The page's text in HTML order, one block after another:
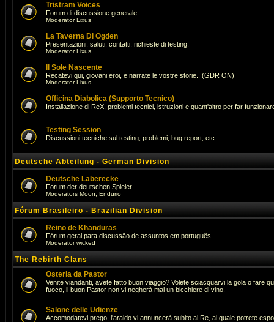
Tristram Voices
Forum di discussione generale.
ModeratorLixus
La Taverna Di Ogden
Presentazioni, saluti, contatti, richieste di testing.
ModeratorLixus
Il Sole Nascente
Recatevi qui, giovani eroi, e narrate le vostre storie.. (GDR ON)
ModeratorLixus
Officina Diabolica (Supporto Tecnico)
Installazione di ReX, problemi tecnici, istruzioni e quant'altro per far
Testing Session
Discussioni tecniche sul testing, problemi, bug report, etc..
Deutsche Abteilung - German Division
Deutsche Laberecke
Forum der deutschen Spieler.
Moderators Moon Endurio
Fórum Brasileiro - Brazilian Division
Reino de Khanduras
Fórum geral para discussão de assuntos em português.
Moderatorwicked
The Rebirth Clans
Osteria da Pastor
Venite viandanti, avete fatto buon viaggio? Volete sciacquarvi la gola o fare
fuoco, il buon Pastor non vi negherà mai un bicchiere di vino.
Salone delle Udienze
Accomodatevi prego, l'araldo vi annuncerà subito al Re, al quale potrete